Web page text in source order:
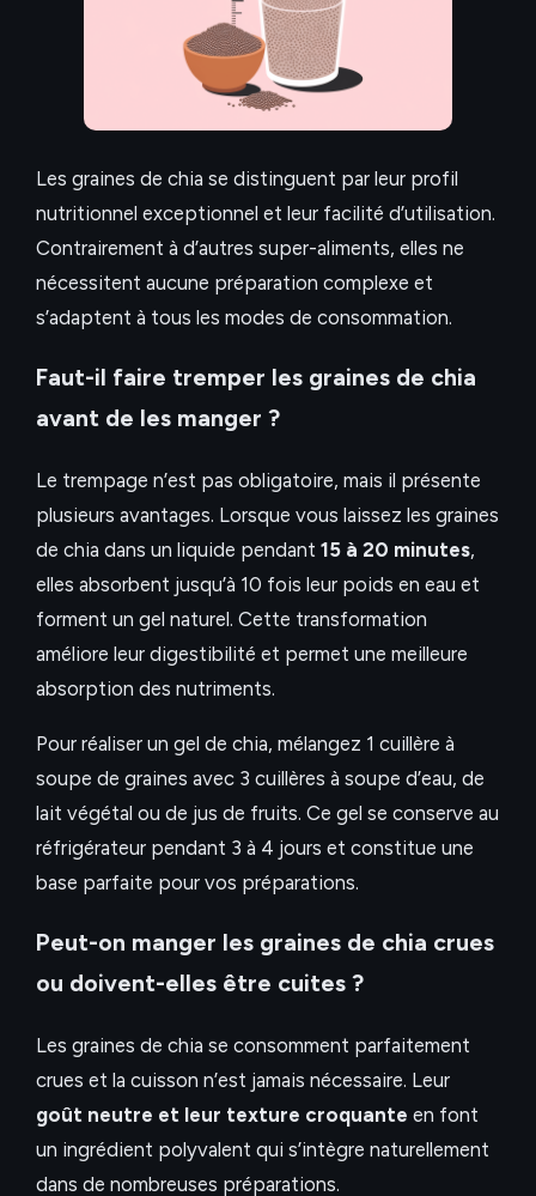
Les graines de chia se distinguent par leur profil
nutritionnel exceptionnel et leur facilité d’utilisation.
Contrairement à d’autres super-aliments, elles ne
nécessitent aucune préparation complexe et
s’adaptent à tous les modes de consommation.
Faut-il faire tremper les graines de chia
avant de les manger ?
Le trempage n’est pas obligatoire, mais il présente
plusieurs avantages. Lorsque vous laissez les graines
de chia dans un liquide pendant 15 à 20 minutes,
elles absorbent jusqu’à 10 fois leur poids en eau et
forment un gel naturel. Cette transformation
améliore leur digestibilité et permet une meilleure
absorption des nutriments.
Pour réaliser un gel de chia, mélangez 1 cuillère à
soupe de graines avec 3 cuillères à soupe d’eau, de
lait végétal ou de jus de fruits. Ce gel se conserve au
réfrigérateur pendant 3 à 4 jours et constitue une
base parfaite pour vos préparations.
Peut-on manger les graines de chia crues
ou doivent-elles être cuites ?
Les graines de chia se consomment parfaitement
crues et la cuisson n’est jamais nécessaire. Leur
goût neutre et leur texture croquante en font
un ingrédient polyvalent qui s’intègre naturellement
dans de nombreuses préparations.